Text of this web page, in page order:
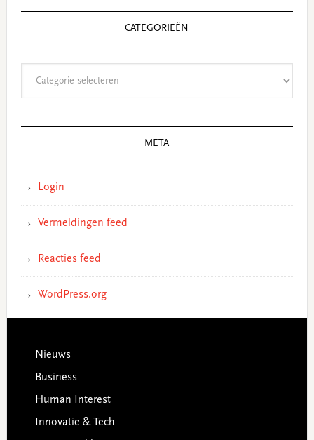
CATEGORIEËN
META
Login
Vermeldingen feed
Reacties feed
WordPress.org
Footer
Nieuws
Business
Human Interest
Innovatie & Tech